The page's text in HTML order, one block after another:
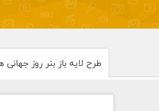
طرح لایه باز بنر روز جهانی